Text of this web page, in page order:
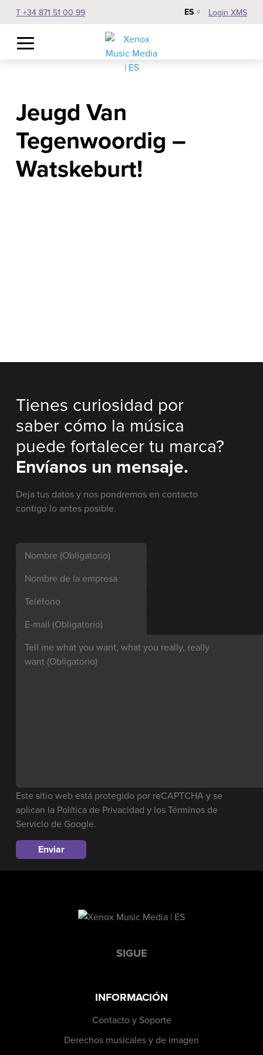
T +34 871 51 00 99 ES Login XMS
Jeugd Van
Tegenwoordig –
Watskeburt!
Tienes curiosidad por
saber cómo la música
puede fortalecer tu marca?
Envíanos un mensaje.
Deja tus datos y nos pondremos en contacto
contigo lo antes posible.
Nombre (Obligatorio)
Nombre de la empresa
Teléfono
E-mail (Obligatorio)
Tell me what you want, what you really, really
want (Obligatorio)
Este sitio web está protegido por reCAPTCHA y se
aplican la Política de Privacidad y losTérminos de
Servicio de Google.
SIGUE
INFORMACIÓN
Contacto y Soporte
Derechos musicales y de imagen